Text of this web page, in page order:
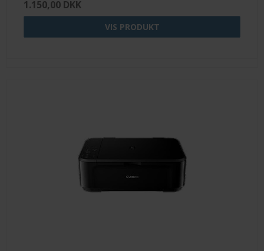
1.150,00 DKK
VIS PRODUKT